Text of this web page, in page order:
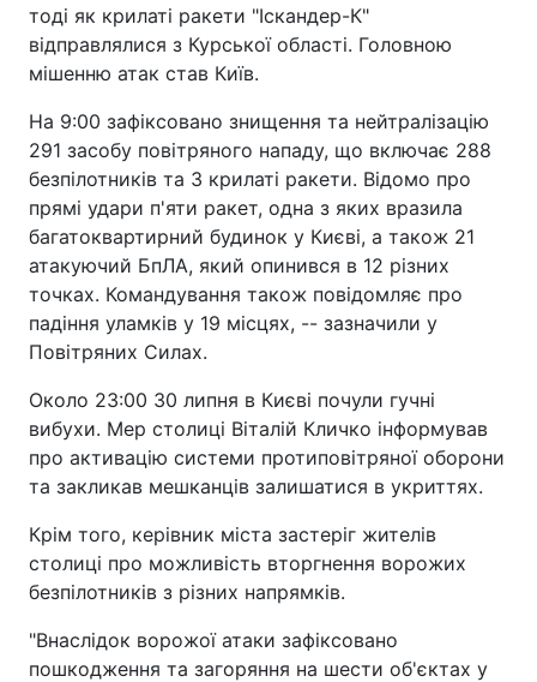
тоді як крилаті ракети "Іскандер-К"
відправлялися з Курської області. Головною
мішенню атак став Київ.
На 9:00 зафіксовано знищення та нейтралізацію
291 засобу повітряного нападу, що включає 288
безпілотників та 3 крилаті ракети. Відомо про
прямі удари п'яти ракет, одна з яких вразила
багатоквартирний будинок у Києві, а також 21
атакуючий БпЛА, який опинився в 12 різних
точках. Командування також повідомляє про
падіння уламків у 19 місцях, -- зазначили у
Повітряних Силах.
Около 23:00 30 липня в Києві почули гучні
вибухи. Мер столиці Віталій Кличко інформував
про активацію системи протиповітряної оборони
та закликав мешканців залишатися в укриттях.
Крім того, керівник міста застеріг жителів
столиці про можливість вторгнення ворожих
безпілотників з різних напрямків.
"Внаслідок ворожої атаки зафіксовано
пошкодження та загоряння на шести об'єктах у